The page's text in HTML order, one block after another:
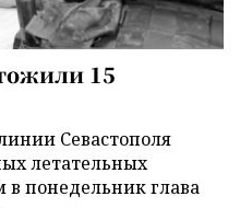
15
Севастополя
летательных
в понедельник глава